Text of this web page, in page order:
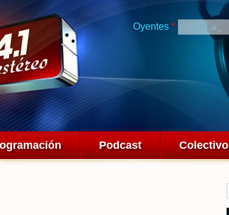
contenido
principal
Oyentes *
Podcast